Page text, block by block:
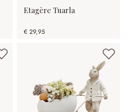
Etagère Tuarla
€ 29,95